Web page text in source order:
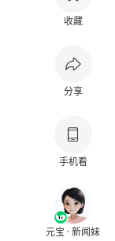
收藏
分享
手机看
元宝 · 新闻妹